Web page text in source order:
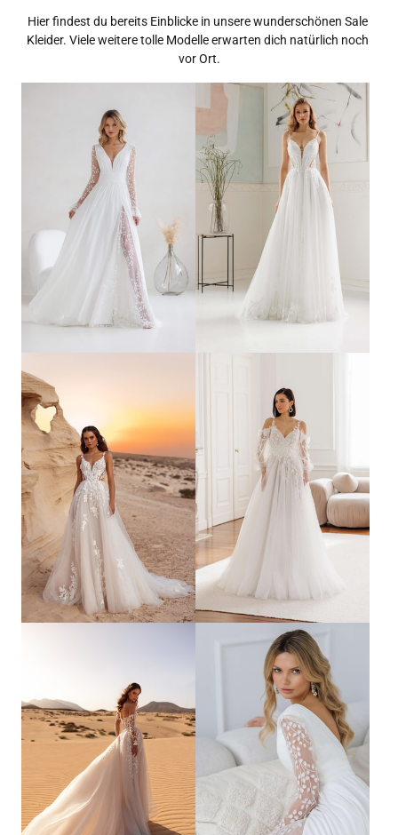
Hier findest du bereits Einblicke in unsere wunderschönen Sale
Kleider. Viele weitere tolle Modelle erwarten dich natürlich noch
vor Ort.